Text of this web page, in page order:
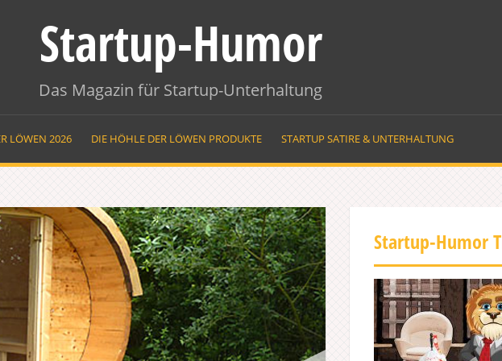
Startup-Humor
Das Magazin für Startup-Unterhaltung
LÖWEN 2026 DIE HÖHLE DER LÖWEN PRODUKTE STARTUP SATIRE & UNTERHALTUNG
Startup-Humor